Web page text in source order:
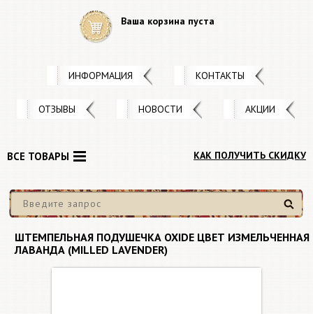
Ваша корзина пуста
ИНФОРМАЦИЯ КОНТАКТЫ
ОТЗЫВЫ НОВОСТИ АКЦИИ
КАК ПОЛУЧИТЬ СКИДКУ
Найти
ВСЕ ТОВАРЫ
ШТЕМПЕЛЬНАЯ ПОДУШЕЧКА OXIDE ЦВЕТ ИЗМЕЛЬЧЕННАЯ
ЛАВАНДА (MILLED LAVENDER)